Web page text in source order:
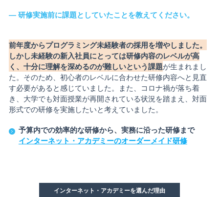
― 研修実施前に課題としていたことを教えてください。
前年度からプログラミング未経験者の採用を増やしました。
しかし未経験の新入社員にとっては研修内容のレベルが高
く、十分に理解を深めるのが難しいという課題が生まれまし
た。そのため、初心者のレベルに合わせた研修内容へと見直
す必要があると感じていました。また、コロナ禍が落ち着
き、大学でも対面授業が再開されている状況を踏まえ、対面
形式での研修を実施したいと考えていました。
予算内での効率的な研修から、実務に沿った研修まで
インターネット・アカデミーのオーダーメイド研修
インターネット・アカデミーを選んだ理由